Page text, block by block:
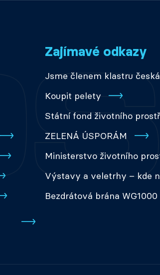
Zajímavé odkazy
Jsme členem klastru
Koupit pelety
Státní fond životního
ZELENÁ ÚSPORÁM
Ministerstvo životního
Výstavy a veletrhy – kde
Bezdrátová brána WG1000